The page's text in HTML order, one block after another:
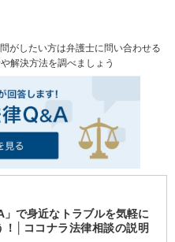
がしたい方は弁護士に問い合わせる
解決方法を調べましょう
」で身近なトラブルを気軽に
！│ココナラ法律相談の説明